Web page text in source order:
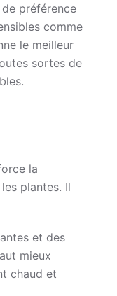
préférence
comme
le meilleur
sortes de
la
plantes. Il
et des
mieux
chaud et